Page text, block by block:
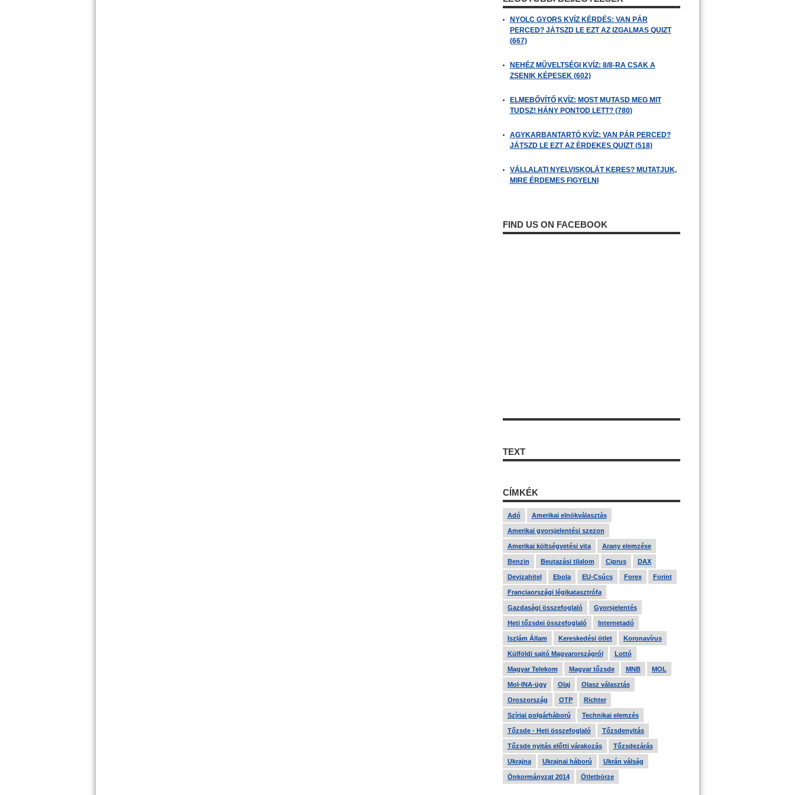
NYOLC GYORS KVÍZ KÉRDÉS: VAN PÁR
PERCED? JÁTSZD LE EZT AZ IZGALMAS QUIZT
(667)
NEHÉZ MŰVELTSÉGI KVÍZ: 8/8-RA CSAK A
ZSENIK KÉPESEK (602)
ELMEBŐVÍTŐ KVÍZ: MOST MUTASD MEG MIT
TUDSZ! HÁNY PONTOD LETT? (780)
AGYKARBANTARTÓ KVÍZ: VAN PÁR PERCED?
JÁTSZD LE EZT AZ ÉRDEKES QUIZT (518)
VÁLLALATI NYELVISKOLÁT KERES? MUTATJUK,
MIRE ÉRDEMES FIGYELNI
FIND US ON FACEBOOK
TEXT
CÍMKÉK
Adó Amerikai elnökválasztás
Amerikai gyorsjelentési szezon
Amerikai költségvetési vita Arany elemzése
Benzin Beutazási tilalom Ciprus DAX
Devizahitel Ebola EU-Csúcs Forex Forint
Franciaországi légikatasztrófa
Gazdasági összefoglaló Gyorsjelentés
Heti tőzsdei összefoglaló Internetadó
Iszlám Állam Kereskedési ötlet Koronavírus
Külföldi sajtó Magyarországról Lottó
Magyar Telekom Magyar tőzsde MNB MOL
Mol-INA-ügy Olaj Olasz választás
Oroszország OTP Richter
Szíriai polgárháború Technikai elemzés
Tőzsde - Heti összefoglaló Tőzsdenyitás
Tőzsde nyitás előtti várakozás Tőzsdezárás
Ukrajna Ukrajnai háború Ukrán válság
Önkormányzat 2014 Ötletbörze